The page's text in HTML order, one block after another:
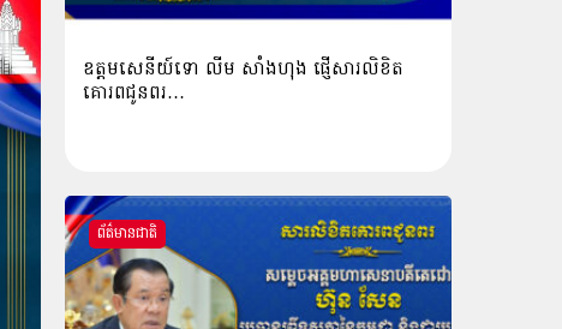
ឧត្តមសេនីយ៍ទោ លីម​ សាំង​ហុង​ ផ្ញើសារលិខិត
គោរពជូនពរ…
ព័ត៌មានជាតិ